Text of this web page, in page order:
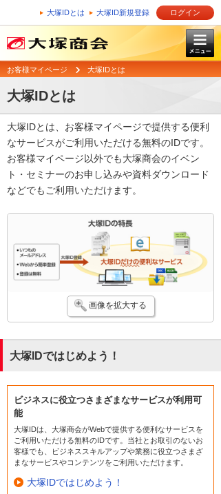
大塚IDとは 大塚ID新規登録 ログイン
お客様マイページ 大塚IDとは
大塚IDとは
大塚IDとは、お客様マイページで提供する便利
なサービスがご利用いただける無料のIDです。
お客様マイページ以外でも大塚商会のイベン
ト・セミナーのお申し込みや資料ダウンロード
などでもご利用いただけます。
画像を拡大する
大塚IDではじめよう！
ビジネスに役立つさまざまなサービスが利用可
能
大塚IDは、大塚商会がWebで提供する便利なサービスを
ご利用いただける無料のIDです。当社とお取引のないお
客様でも、ビジネススキルアップや業務に役立つさまざ
まなサービスやコンテンツをご利用いただけます。
大塚IDではじめよう！